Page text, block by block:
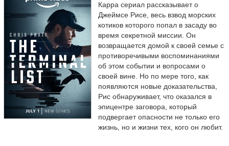
Карра сериал рассказывает о
Джеймсе Рисе, весь взвод морских
котиков которого попал в засаду во
время секретной миссии. Он
возвращается домой к своей семье с
противоречивыми воспоминаниями
об этом событии и вопросами о
своей вине. Но по мере того, как
появляются новые доказательства,
Рис обнаруживает, что оказался в
эпицентре заговора, который
подвергает опасности не только его
жизнь, но и жизни тех, кого он любит.